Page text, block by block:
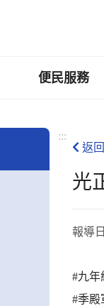
便民服務
:::
返
光
報導
#九年
#季殿